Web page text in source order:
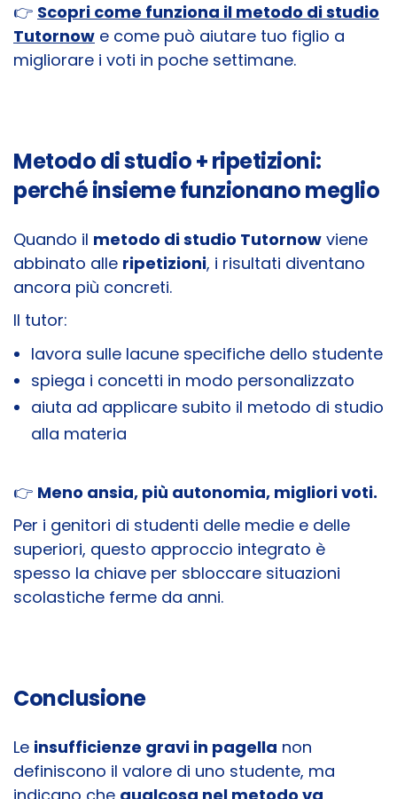
👉 Scopri come funziona il metodo di studio
Tutornow e come può aiutare tuo figlio a
migliorare i voti in poche settimane.
Metodo di studio + ripetizioni:
perché insieme funzionano meglio
Quando il metodo di studio Tutornow viene
abbinato alle ripetizioni, i risultati diventano
ancora più concreti.
Il tutor:
lavora sulle lacune specifiche dello studente
spiega i concetti in modo personalizzato
aiuta ad applicare subito il metodo di studio
alla materia
👉 Meno ansia, più autonomia, migliori voti.
Per i genitori di studenti delle medie e delle
superiori, questo approccio integrato è
spesso la chiave per sbloccare situazioni
scolastiche ferme da anni.
Conclusione
Le insufficienze gravi in pagella non
definiscono il valore di uno studente, ma